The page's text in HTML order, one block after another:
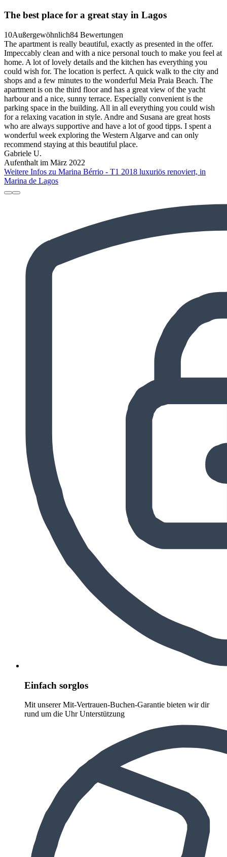
The best place for a great stay in Lagos
10Außergewöhnlich84 Bewertungen
The apartment is really beautiful, exactly as presented in the offer.
Impeccably clean and with a nice personal touch to make you feel at
home. A lot of lovely details and the kitchen has everything you
could wish for. The location is perfect. A quick walk to the city and
shops and a few minutes to the wonderful Meia Praia Beach. The
apartment is on the third floor and has a great view of the yacht
harbour and a nice, sunny terrace. Especially convenient is the
parking space in the building. All in all everything you could wish
for a relaxing vacation in style. Andre and Susana are great hosts
who are always supportive and have a lot of good tipps. I spent a
wonderful week exploring the Western Algarve and can only
recommend staying at this beautiful place.
Gabriele U.
Aufenthalt im März 2022
Weitere Infos zu Marina Bérrio - T1 2018 luxuriös renoviert, in
Marina de Lagos
Einfach sorglos
Mit unserer Mit-Vertrauen-Buchen-Garantie bieten wir dir
rund um die Uhr Unterstützung